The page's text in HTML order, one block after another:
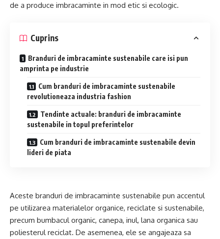
de a produce imbracaminte in mod etic si ecologic.
Cuprins
Branduri de imbracaminte sustenabile care isi pun
amprinta pe industrie
Cum branduri de imbracaminte sustenabile
revolutioneaza industria fashion
Tendinte actuale: branduri de imbracaminte
sustenabile in topul preferintelor
Cum branduri de imbracaminte sustenabile devin
lideri de piata
Aceste branduri de imbracaminte sustenabile pun accentul
pe utilizarea materialelor organice, reciclate si sustenabile,
precum bumbacul organic, canepa, inul, lana organica sau
poliesterul reciclat. De asemenea, ele se angajeaza sa